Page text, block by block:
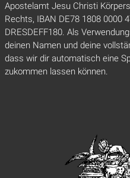
Apostelamt Jesu Christi
Rechts, IBAN DE78 1808 0000
DRESDEFF180. Als
deinen Namen und deine
dass wir dir automatisch eine
zukommen lassen können.